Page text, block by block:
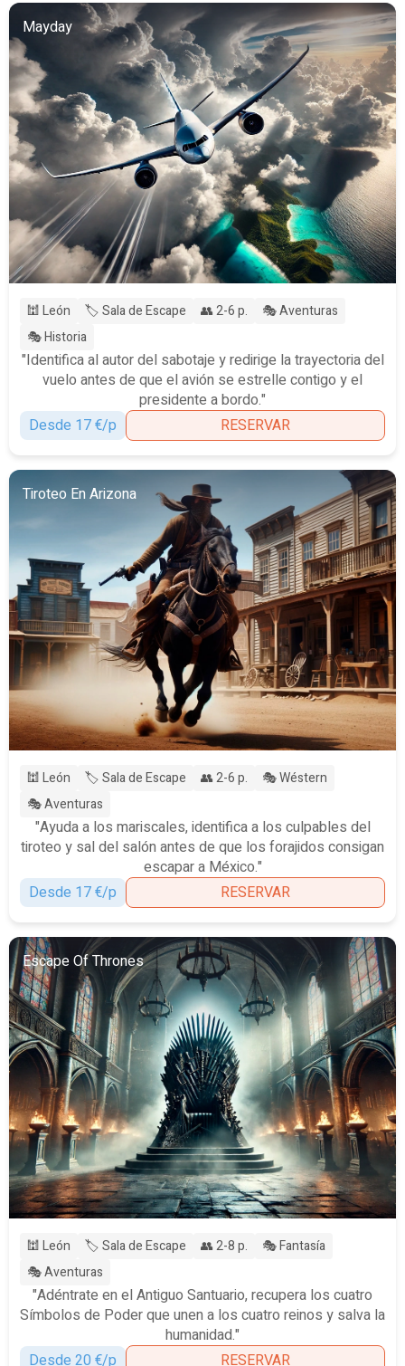
Mayday
🕍 León 🏷️ Sala de Escape 👥 2-6 p.
🎭 Aventuras
🎭 Historia
"Identifica al autor del sabotaje y redirige la trayectoria del
vuelo antes de que el avión se estrelle contigo y el
presidente a bordo."
Desde 17 €/p
RESERVAR
Tiroteo En Arizona
🕍 León 🏷️ Sala de Escape 👥 2-6 p.
🎭 Wéstern
🎭 Aventuras
"Ayuda a los mariscales, identifica a los culpables del
tiroteo y sal del salón antes de que los forajidos consigan
escapar a México."
Desde 17 €/p
RESERVAR
Escape Of Thrones
🕍 León 🏷️ Sala de Escape 👥 2-8 p.
🎭 Fantasía
🎭 Aventuras
"Adéntrate en el Antiguo Santuario, recupera los cuatro
Símbolos de Poder que unen a los cuatro reinos y salva la
humanidad."
Desde 20 €/p
RESERVAR